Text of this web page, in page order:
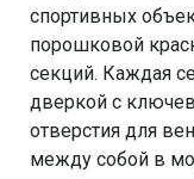
спортивных
порошковой
секций. Каждая
дверкой с
отверстия для
между собой в